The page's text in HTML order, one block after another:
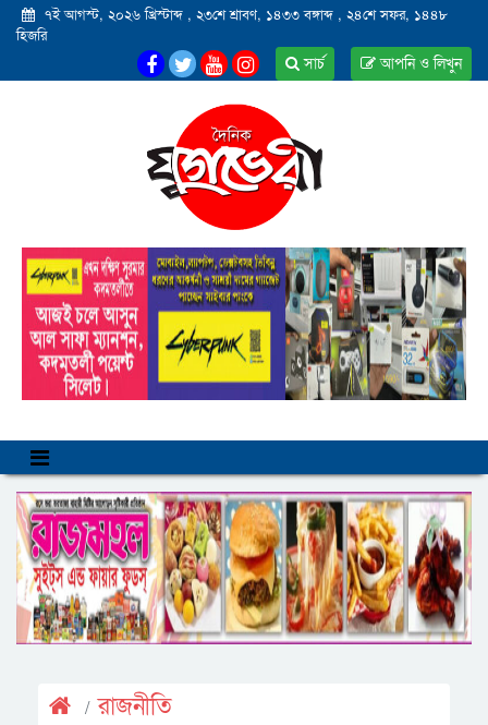
৭ই আগস্ট, ২০২৬ খ্রিস্টাব্দ , ২৩শে শ্রাবণ, ১৪৩৩ বঙ্গাব্দ , ২৪শে সফর, ১৪৪৮
হিজরি
আপনি ও লিখুন
সার্চ
রাজনীতি